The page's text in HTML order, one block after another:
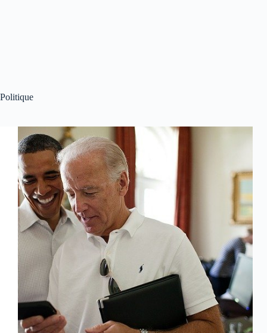
Politique